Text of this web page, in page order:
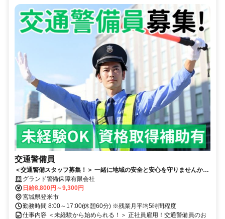
交通警備員
＜交通警備スタッフ募集！＞ 一緒に地域の安全と安心を守りませんか！
未経験からスタートOK！
グランド警備保障有限会社
日給8,800円～9,300円
宮城県登米市
勤務時間 8:00～17:00(休憩60分) ※残業月平均5時間程度
仕事内容 ＜未経験から始められる！＞ 正社員雇用！交通警備員のお